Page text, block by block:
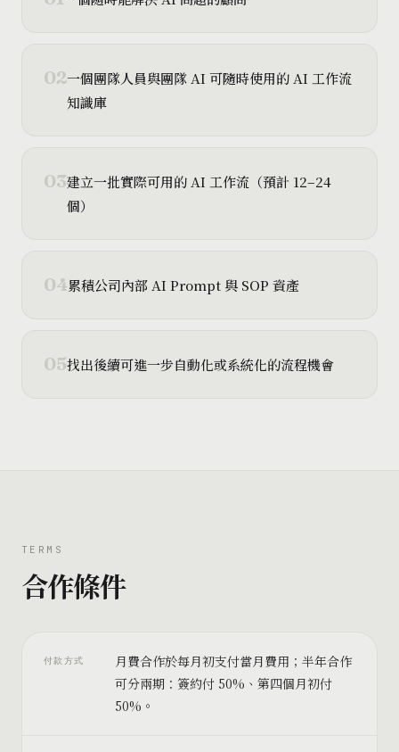
02一個團隊人員與團隊 AI 可隨時使用的 AI 工作流
知識庫
03建立一批實際可用的 AI 工作流（預計 12–24
個）
04累積公司內部 AI Prompt 與 SOP 資產
05找出後續可進一步自動化或系統化的流程機會
TERMS
合作條件
付款方式
月費合作於每月初支付當月費用；半年合作
可分兩期：簽約付 50%、第四個月初付
50%。